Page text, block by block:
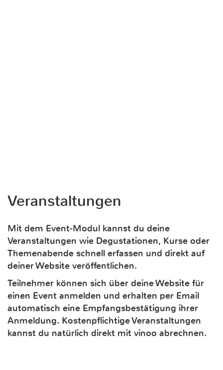
Veranstaltungen
Mit dem Event-Modul kannst du deine
Veranstaltungen wie Degustationen, Kurse oder
Themenabende schnell erfassen und direkt auf
deiner Website veröffentlichen.
Teilnehmer können sich über deine Website für
einen Event anmelden und erhalten per Email
automatisch eine Empfangsbestätigung ihrer
Anmeldung. Kostenpflichtige Veranstaltungen
kannst du natürlich direkt mit vinoo abrechnen.